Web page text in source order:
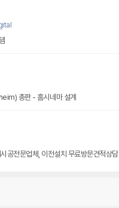
총판 - 홈시네마 설계
공전문업체, 이전설치 무료방문견적상담